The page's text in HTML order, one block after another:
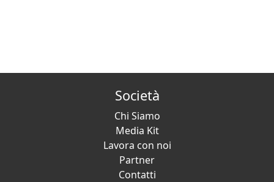
Società
Chi Siamo
Media Kit
Lavora con noi
Partner
Contatti